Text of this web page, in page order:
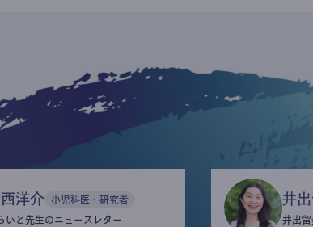
洋介 小児科医・研究者
いと先生のニュースレター
井
井出